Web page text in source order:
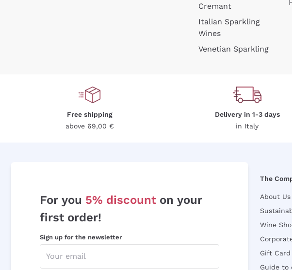
Cremant
Italian Sparkling
Wines
Venetian Sparkling
Free shipping
above 69,00 €
Delivery in 1-3 days
in Italy
For you 5% discount on your
first order!
Sign up for the newsletter
The
About Us
Wine
Gift Card
Guide to